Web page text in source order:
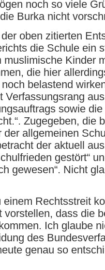
noch so viele
Burka nicht
oben zitierten
die Schule ein
muslimische Kinder
die hier
belastend
Verfassungsrang
sowie
Zugegeben, die
der allgemeinen
der aktuell
gestört“
gewesen“. Nicht
Rechtsstreit
vorstellen, dass die
Ich glaube
des
genau so